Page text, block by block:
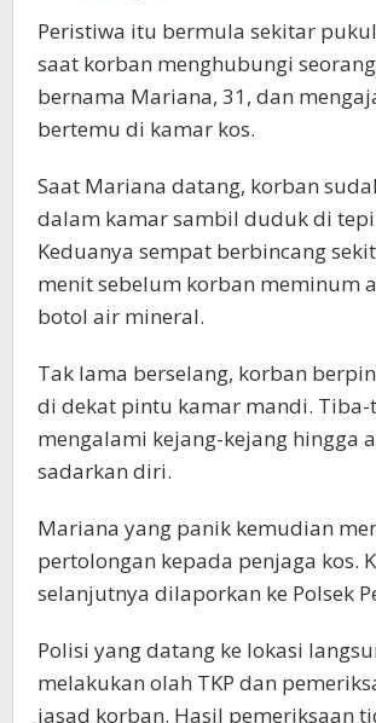
Peristiwa itu bermula sekitar
saat korban menghubungi
bernama Mariana, 31, dan
bertemu di kamar kos.
Saat Mariana datang, korban
dalam kamar sambil duduk di
Keduanya sempat berbincang
menit sebelum korban meminum
botol air mineral.
Tak lama berselang, korban
di dekat pintu kamar mandi. Tiba-
mengalami kejang-kejang hingga
sadarkan diri.
Mariana yang panik kemudian
pertolongan kepada penjaga kos.
selanjutnya dilaporkan ke Polsek
Polisi yang datang ke lokasi
melakukan olah TKP dan
jasad korban. Hasil pemeriksaan